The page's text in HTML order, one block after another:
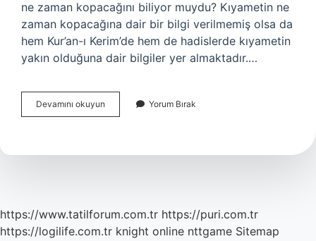
ne zaman kopacağını biliyor muydu? Kıyametin ne
zaman kopacağına dair bir bilgi verilmemiş olsa da
hem Kur’an-ı Kerim’de hem de hadislerde kıyametin
yakın olduğuna dair bilgiler yer almaktadır.…
Devamını okuyun Kıyamet
Günün
Kopacak
Yorum Bırak
https://www.tatilforum.com.tr https://puri.com.tr
https://logilife.com.tr knight online nttgame Sitemap